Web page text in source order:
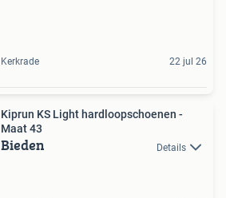
Kerkrade 22 jul 26
Kiprun KS Light hardloopschoenen -
Maat 43
Bieden Details